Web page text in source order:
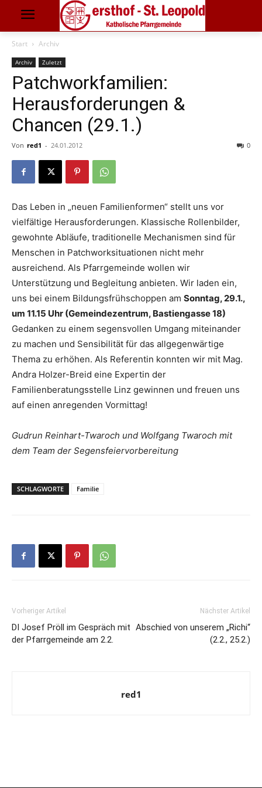
Start Archiv
Archiv Zuletzt
Patchworkfamilien:
Herausforderungen &
Chancen (29.1.)
Von red1 - 24.01.2012 0
Das Leben in „neuen Familienformen“ stellt uns vor
vielfältige Herausforderungen. Klassische Rollenbilder,
gewohnte Abläufe, traditionelle Mechanismen sind für
Menschen in Patchworksituationen nicht mehr
ausreichend. Als Pfarrgemeinde wollen wir
Unterstützung und Begleitung anbieten. Wir laden ein,
uns bei einem Bildungsfrühschoppen am Sonntag, 29.1.,
um 11.15 Uhr (Gemeindezentrum, Bastiengasse 18)
Gedanken zu einem segensvollen Umgang miteinander
zu machen und Sensibilität für das allgegenwärtige
Thema zu erhöhen. Als Referentin konnten wir mit Mag.
Andra Holzer-Breid eine Expertin der
Familienberatungsstelle Linz gewinnen und freuen uns
auf einen anregenden Vormittag!
Gudrun Reinhart-Twaroch und Wolfgang Twaroch mit
dem Team der Segensfeiervorbereitung
SCHLAGWORTE Familie
Vorheriger Artikel
DI Josef Pröll im Gespräch mit
der Pfarrgemeinde am 2.2.
Nächster Artikel
Abschied von unserem „Richi“
(2.2., 25.2.)
red1